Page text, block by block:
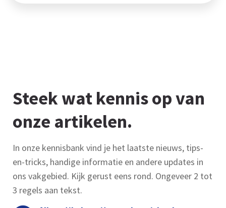
Steek wat kennis op van
onze artikelen.
In onze kennisbank vind je het laatste nieuws, tips-
en-tricks, handige informatie en andere updates in
ons vakgebied. Kijk gerust eens rond. Ongeveer 2 tot
3 regels aan tekst.